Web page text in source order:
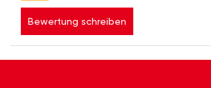
Bewertung schreiben